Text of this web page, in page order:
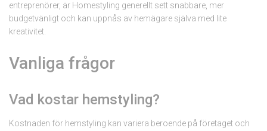
entreprenörer, är Homestyling generellt sett snabbare, mer
budgetvänligt och kan uppnås av hemägare själva med lite
kreativitet.
Vanliga frågor
Vad kostar hemstyling?
Kostnaden för hemstyling kan variera beroende på företaget och